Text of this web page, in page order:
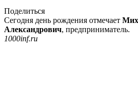
Поделиться
Сегодня день рождения отмечает
Александрович, предприниматель.
1000inf.ru